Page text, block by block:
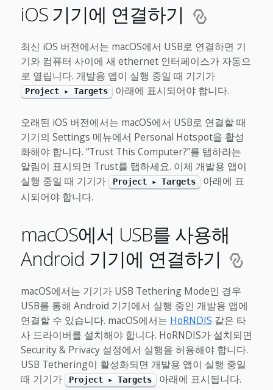
iOS 기기에 연결하기
최신 iOS 버전에서는 macOS에서 USB로 연결하면 기
기와 컴퓨터 사이에 새 ethernet 인터페이스가 자동으
로 열립니다. 개발용 앱이 실행 중일 때 기기가
Project ▸ Targets 아래에 표시되어야 합니다.
오래된 iOS 버전에서는 macOS에서 USB로 연결할 때
기기의 Settings 메뉴에서 Personal Hotspot을 활성
화해야 합니다. “Trust This Computer?”를 탭하라는
알림이 표시되면 Trust를 탭하세요. 이제 개발용 앱이
실행 중일 때 기기가
Project ▸ Targets
아래에 표
시되어야 합니다.
macOS에서 USB를 사용해
Android 기기에 연결하기
macOS에서는 기기가 USB Tethering Mode인 경우
USB를 통해 Android 기기에서 실행 중인 개발용 앱에
연결할 수 있습니다. macOS에서는 HoRNDIS 같은 타
사 드라이버를 설치해야 합니다. HoRNDIS가 설치되면
Security & Privacy 설정에서 실행을 허용해야 합니다.
USB Tethering이 활성화되면 개발용 앱이 실행 중일
때 기기가
Project ▸ Targets 아래에 표시됩니다.